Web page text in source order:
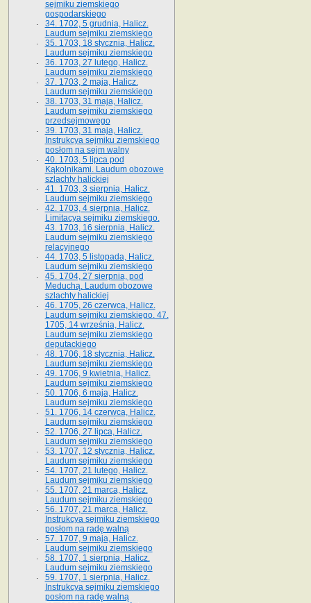
sejmiku ziemskiego
gospodarskiego
34. 1702, 5 grudnia, Halicz.
Laudum sejmiku ziemskiego
35. 1703, 18 stycznia, Halicz.
Laudum sejmiku ziemskiego
36. 1703, 27 lutego, Halicz.
Laudum sejmiku ziemskiego
37. 1703, 2 maja, Halicz.
Laudum sejmiku ziemskiego
38. 1703, 31 maja, Halicz.
Laudum sejmiku ziemskiego
przedsejmowego
39. 1703, 31 maja, Halicz.
Instrukcya sejmiku ziemskiego
posłom na sejm walny
40. 1703, 5 lipca pod
Kąkolnikami. Laudum obozowe
szlachty halickiej
41­. 1703, 3 sierpnia, Halicz.
Laudum sejmiku ziemskiego
42. 1703, 4 sierpnia, Halicz.
Limitacya sejmiku ziemskiego.
43. 1703, 16 sierpnia, Halicz.
Laudum sejmiku ziemskiego
relacyjnego
44. 1703, 5 listopada, Halicz.
Laudum sejmiku ziemskiego
45. 1704, 27 sierpnia, pod
Meduchą. Laudum obozowe
szlachty halickiej
46. 1705, 26 czerwca, Halicz.
Laudum sejmiku ziemskiego. 47.
1705, 14 września, Halicz.
Laudum sejmiku ziemskiego
deputackiego
48. 1706, 18 stycznia, Halicz.
Laudum sejmiku ziemskiego
49. 1706, 9 kwietnia, Halicz.
Laudum sejmiku ziemskiego
50. 1706, 6 maja, Halicz.
Laudum sejmiku ziemskiego
51. 1706, 14 czerwca, Halicz.
Laudum sejmiku ziemskiego
52. 1706, 27 lipca, Halicz.
Laudum sejmiku ziemskiego
53. 1707, 12 stycznia, Halicz.
Laudum sejmiku ziemskiego
54. 1707, 21 lutego, Halicz.
Laudum sejmiku ziemskiego
55. 1707, 21 marca, Halicz.
Laudum sejmiku ziemskiego
56. 1707, 21 marca, Halicz.
Instrukcya sejmiku ziemskiego
posłom na radę walną
57. 1707, 9 maja, Halicz.
Laudum sejmiku ziemskiego
58. 1707, 1 sierpnia, Halicz.
Laudum sejmiku ziemskiego
59. 1707, 1 sierpnia, Halicz.
Instrukcya sejmiku ziemskiego
posłom na radę walną